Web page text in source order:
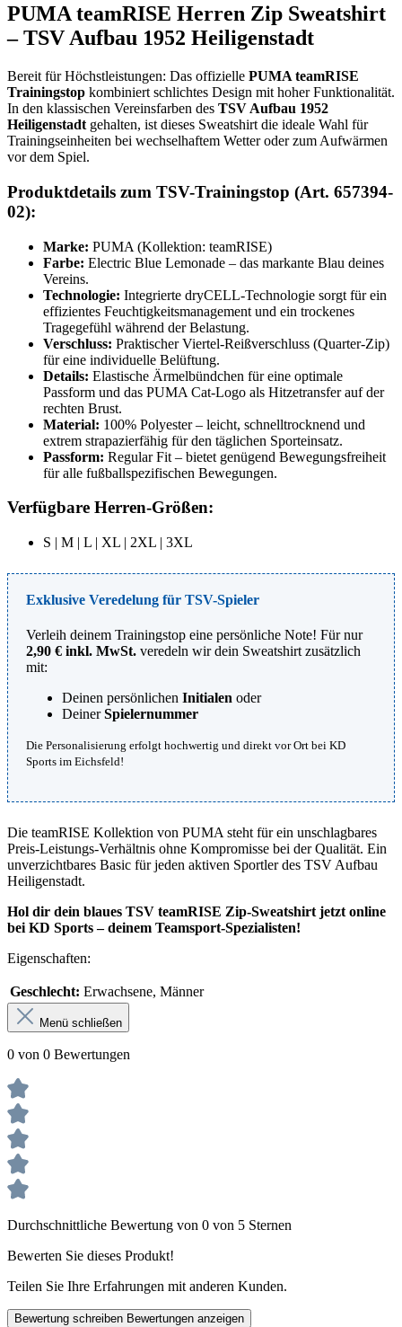
PUMA teamRISE Herren Zip Sweatshirt
– TSV Aufbau 1952 Heiligenstadt
Bereit für Höchstleistungen: Das offizielle PUMA teamRISE
Trainingstop kombiniert schlichtes Design mit hoher Funktionalität.
In den klassischen Vereinsfarben des TSV Aufbau 1952
Heiligenstadt gehalten, ist dieses Sweatshirt die ideale Wahl für
Trainingseinheiten bei wechselhaftem Wetter oder zum Aufwärmen
vor dem Spiel.
Produktdetails zum TSV-Trainingstop (Art. 657394-
02):
Marke: PUMA (Kollektion: teamRISE)
Farbe: Electric Blue Lemonade – das markante Blau deines
Vereins.
Technologie: Integrierte dryCELL-Technologie sorgt für ein
effizientes Feuchtigkeitsmanagement und ein trockenes
Tragegefühl während der Belastung.
Verschluss: Praktischer Viertel-Reißverschluss (Quarter-Zip)
für eine individuelle Belüftung.
Details: Elastische Ärmelbündchen für eine optimale
Passform und das PUMA Cat-Logo als Hitzetransfer auf der
rechten Brust.
Material: 100% Polyester – leicht, schnelltrocknend und
extrem strapazierfähig für den täglichen Sporteinsatz.
Passform: Regular Fit – bietet genügend Bewegungsfreiheit
für alle fußballspezifischen Bewegungen.
Verfügbare Herren-Größen:
S | M | L | XL | 2XL | 3XL
Exklusive Veredelung für TSV-Spieler
Verleih deinem Trainingstop eine persönliche Note! Für nur
2,90 € inkl. MwSt. veredeln wir dein Sweatshirt zusätzlich
mit:
Deinen persönlichen Initialen oder
DeinerSpielernummer
Die Personalisierung erfolgt hochwertig und direkt vor Ort bei KD
Sports im Eichsfeld!
Die teamRISE Kollektion von PUMA steht für ein unschlagbares
Preis-Leistungs-Verhältnis ohne Kompromisse bei der Qualität. Ein
unverzichtbares Basic für jeden aktiven Sportler des TSV Aufbau
Heiligenstadt.
Hol dir dein blaues TSV teamRISE Zip-Sweatshirt jetzt online
bei KD Sports – deinem Teamsport-Spezialisten!
Eigenschaften:
Geschlecht: Erwachsene, Männer
Menü schließen
0 von 0 Bewertungen
Durchschnittliche Bewertung von 0 von 5 Sternen
Bewerten Sie dieses Produkt!
Teilen Sie Ihre Erfahrungen mit anderen Kunden.
Bewertung schreiben Bewertungen anzeigen